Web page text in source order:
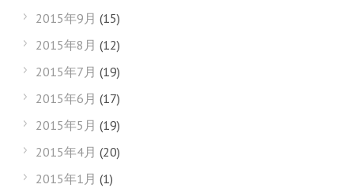
2015年9月 (15)
2015年8月 (12)
2015年7月 (19)
2015年6月 (17)
2015年5月 (19)
2015年4月 (20)
2015年1月 (1)